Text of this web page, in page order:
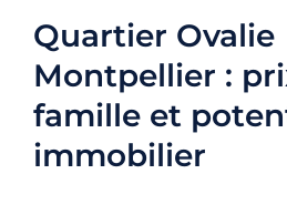
Quartier Ovalie
Montpellier :
famille et
immobilier